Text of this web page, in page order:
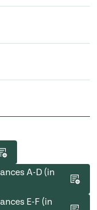
A-D (in
E-F (in